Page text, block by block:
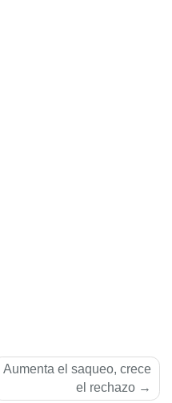
Aumenta el saqueo, crece
el rechazo